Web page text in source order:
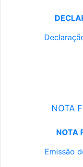
NOTA
NOTA
Emissão